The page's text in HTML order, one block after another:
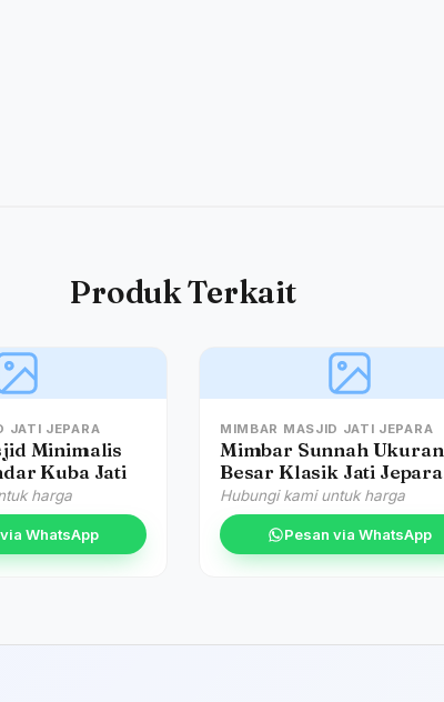
Produk Terkait
JATI JEPARA
Minimalis
Kuba Jati
harga
WhatsApp
MIMBAR MASJID JATI JEPARA
Mimbar Sunnah Ukuran
Besar Klasik Jati Jepara
Hubungi kami untuk harga
Pesan via WhatsApp